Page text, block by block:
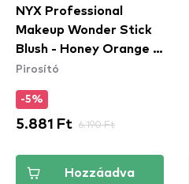
NYX Professional
Makeup Wonder Stick
Blush - Honey Orange &
Rose (WSB02) -
Pirosító
-5%
5.881 Ft 6.190 Ft
Hozzáadva